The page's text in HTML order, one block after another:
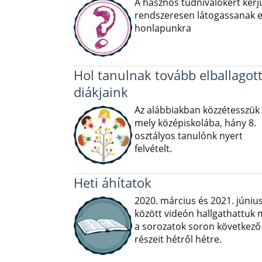
rendszeresen látogassanak
honlapunkra
Hol tanulnak tovább elballagott
diákjaink
Az alábbiakban közzétesszük
mely középiskolába, hány 8.
osztályos tanulónk nyert
felvételt.
Heti áhítatok
2020. március és 2021. június
között videón hallgathattuk
a sorozatok soron következő
részeit hétről hétre.